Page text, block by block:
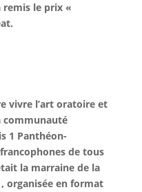
remis le prix «
vivre l’art oratoire et
communauté
1 Panthéon-
de tous
la marraine de la
organisée en format